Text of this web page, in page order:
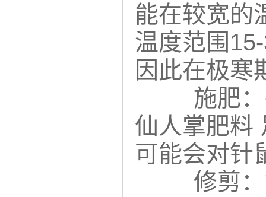
能在较宽的
温度范围
因此在极寒
施肥
仙人掌肥料
可能会对针
修剪